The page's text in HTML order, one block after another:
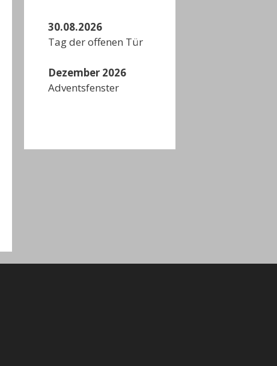
30.08.2026
Tag der offenen Tür
Dezember 2026
Adventsfenster